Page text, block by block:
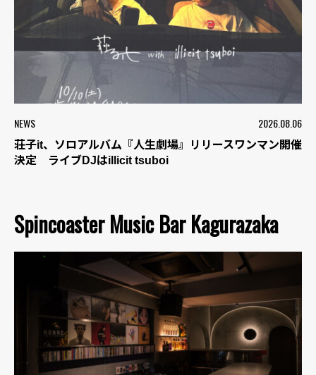
NEWS 2026.08.06
荘子it、ソロアルバム『人生劇場』リリースワンマン開催
決定 ライブDJはillicit tsuboi
Spincoaster Music Bar Kagurazaka